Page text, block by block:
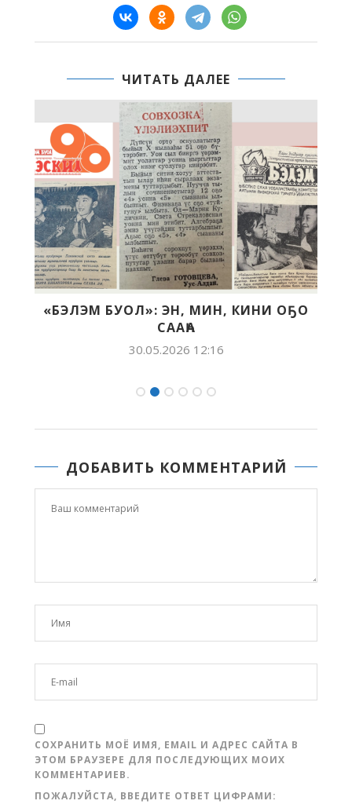
ЧИТАТЬ ДАЛЕЕ
«БЭЛЭМ БУОЛ»: ЭН, МИН, КИНИ ОҔО
СААҺА
30.05.2026 12:16
ДОБАВИТЬ КОММЕНТАРИЙ
СОХРАНИТЬ МОЁ ИМЯ, EMAIL И АДРЕС САЙТА В
ЭТОМ БРАУЗЕРЕ ДЛЯ ПОСЛЕДУЮЩИХ МОИХ
КОММЕНТАРИЕВ.
ПОЖАЛУЙСТА, ВВЕДИТЕ ОТВЕТ ЦИФРАМИ: